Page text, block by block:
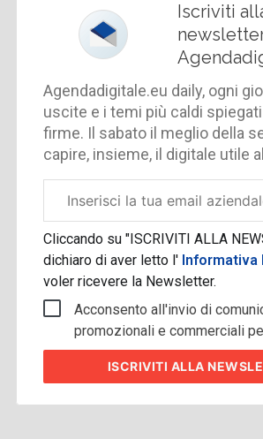
Iscriviti
Agendadigitale.eu daily, ogni
uscite e i temi più caldi
firme. Il sabato il meglio della
capire, insieme, il digitale utile
aziendale
Cliccando su "ISCRIVITI ALLA
dichiaro di aver letto l' Informativa
voler ricevere la Newsletter.
Acconsento all'invio di
promozionali e commerciali
ISCRIVITI ALLA